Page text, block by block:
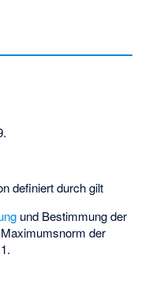
definiert durchgilt
und Bestimmung der
der